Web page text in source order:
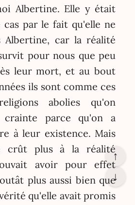
Albertine. Elle y était
cas par le fait qu'elle ne
Albertine, car la réalité
pour nous que peu
leur mort, et au bout
ils sont comme ces
abolies qu'on
crainte parce qu'on a
à leur existence. Mais
crût plus à la réalité
avoir pour effet
plus aussi bien que
qu'elle avait promis
↑
↓